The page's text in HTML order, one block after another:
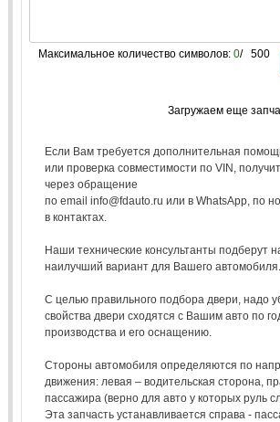
Максимальное количество символов: 0/ 500
Загружаем еще
Если Вам требуется дополнительная
или проверка совместимости по VIN,
через обращение
по email info@fdauto.ru или в WhatsApp, по
в контактах.
Наши технические консультанты подберут
наилучший вариант для Вашего автомобиля.
С целью правильного подбора двери, надо
свойства двери сходятся с Вашим авто по
производства и его оснащению.
Стороны автомобиля определяются по
движения: левая – водительская сторона,
пассажира (верно для авто у которых руль
Эта запчасть устанавливается справа -